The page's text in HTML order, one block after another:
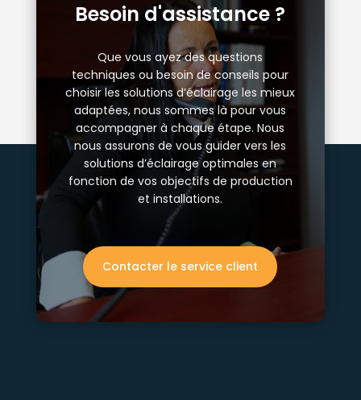
Besoin d'assistance ?
Que vous ayez des questions
techniques ou besoin de conseils pour
choisir les solutions d’éclairage les mieux
adaptées, nous sommes là pour vous
accompagner à chaque étape. Nous
nous assurons de vous guider vers les
solutions d’éclairage optimales en
fonction de vos objectifs de production
et installations.
Contacter le service client